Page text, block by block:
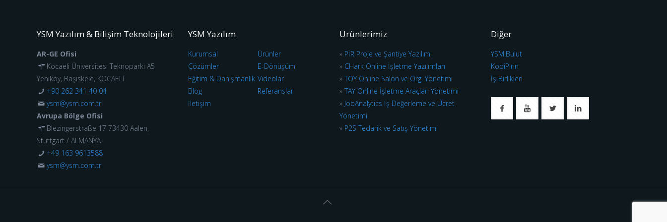
YSM Yazılım & Bilişim Teknolojileri
AR-GE Ofisi
Kocaeli Üniversitesi Teknoparkı A5
Yeniköy, Başiskele, KOCAELİ
+90 262 341 40 04
ysm@ysm.com.tr
Avrupa Bölge Ofisi
Blezingerstraße 17 73430 Aalen,
Stuttgart / ALMANYA
+49 163 9613588
ysm@ysm.com.tr
YSM Yazılım
Kurumsal
Ürünler
Çözümler
E-Dönüşüm
Eğitim & Danışmanlık Videolar
Blog
Referanslar
İletişim
Ürünlerimiz
» PİR Proje ve Şantiye Yazılımı
» CHark Online İşletme Yazılımları
»TOY Online Salon ve Org. Yönetimi
»TAY Online İşletme Araçları Yönetimi
» JobAnalytics İş Değerleme ve Ücret
Yönetimi
» P2S Tedarik ve Satış Yönetimi
Diğer
YSM.Bulut
KobiPirin
İş Birlikleri